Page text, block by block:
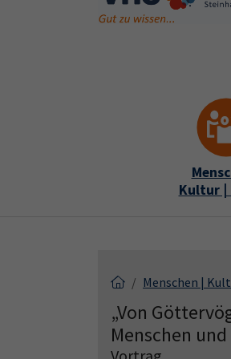
Skip to main content
Kultur |
Menschen |
„Von
Menschen